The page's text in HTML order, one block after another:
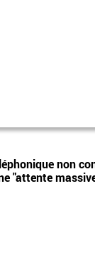
non
"attente